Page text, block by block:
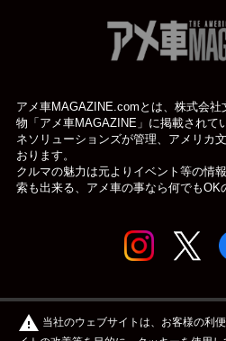
アメ車MAGAZINE.comとは、株式会
物「アメ車MAGAZINE」に掲載されて
ネソリューションズが管理、アメリカ
おります。
クルマの魅力は元よりイベント等の情
索も出来る、アメ車の事なら何でもOK
© アメ車のWEBマガジン アメ車
warning 当社のウェブサイトは、お客様の利